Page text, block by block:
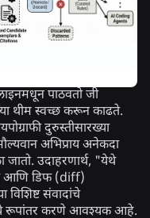
पाठवतो जी
थीम स्वच्छ करून काढते.
दुरुस्तीसारख्या
अभिप्राय अनेकदा
जातो. उदाहरणार्थ, "येथे
आणि डिफ (diff)
विशिष्ट संवादांचे
रूपांतर करणे आवश्यक आहे.